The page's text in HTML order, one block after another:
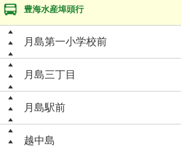
豊海水産埠頭行
月島第一小学校前
月島三丁目
月島駅前
越中島